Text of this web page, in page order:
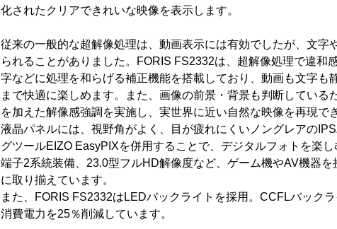
化されたクリアできれいな映像を表示します。
従来の一般的な超解像処理は、動画表示には有効でしたが、文字
られることがありました。FORIS FS2332は、超解像処理で違和
字などに処理を和らげる補正機能を搭載しており、動画も文字も
まで快適に楽しめます。また、画像の前景・背景も判断している
を加えた解像感強調を実施し、実世界に近い自然な映像を再現で
液晶パネルには、視野角がよく、目が疲れにくいノングレアの
グツールEIZO EasyPIXを併用することで、デジタルフォトを楽
端子2系統装備、23.0型フルHD解像度など、ゲーム機やAV機器
に取り揃えています。
また、FORIS FS2332はLEDバックライトを採用。CCFLバック
消費電力を25％削減しています。